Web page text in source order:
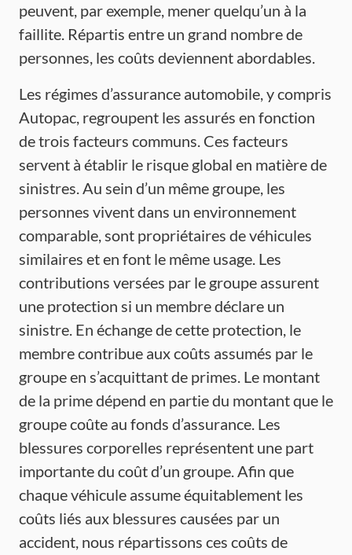
peuvent, par exemple, mener quelqu’un à la
faillite. Répartis entre un grand nombre de
personnes, les coûts deviennent abordables.
Les régimes d’assurance automobile, y compris
Autopac, regroupent les assurés en fonction
de trois facteurs communs. Ces facteurs
servent à établir le risque global en matière de
sinistres. Au sein d’un même groupe, les
personnes vivent dans un environnement
comparable, sont propriétaires de véhicules
similaires et en font le même usage. Les
contributions versées par le groupe assurent
une protection si un membre déclare un
sinistre. En échange de cette protection, le
membre contribue aux coûts assumés par le
groupe en s’acquittant de primes. Le montant
de la prime dépend en partie du montant que le
groupe coûte au fonds d’assurance. Les
blessures corporelles représentent une part
importante du coût d’un groupe. Afin que
chaque véhicule assume équitablement les
coûts liés aux blessures causées par un
accident, nous répartissons ces coûts de